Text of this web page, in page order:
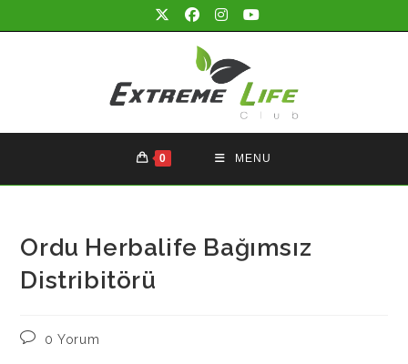
to
0 MENU
Ordu Herbalife Bağımsız
Distribitörü
Post0 Yorum